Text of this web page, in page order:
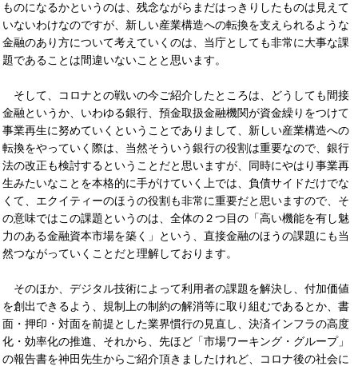
ものになるかというのは、残念ながらまだはっきりしたものは見えて
いないわけなのですが、新しい産業構造への転換を支えられるような
金融のあり方について考えていくのは、当庁としても非常に大事な課
題であることは間違いないことと思います。
そして、コロナとの戦いの今ご紹介したところは、どうしても間接
金融というか、いわゆる銀行、預金取扱金融機関が資金繰りをつけて
事業再生に努めていくということでありまして、新しい産業構造への
転換をやっていく際は、当然そういう銀行の役割は重要なので、銀行
法の改正も検討するということだと思いますが、同時にやはり事業再
生みたいなことを本格的に手がけていく上では、負債サイドだけでな
くて、エクイティーのほうの役割も非常に重要だと思いますので、そ
の意味ではこの課題というのは、全体の２つ目の「高い機能を有し魅
力のある金融資本市場を築く」という、直接金融のほうの課題にも当
然つながっていくことだと理解しております。
そのほか、デジタル技術によって利用者の課題を解決し、付加価値
を創出できるよう、規制上の制約の解消等に取り組むであるとか、書
面・押印・対面を前提とした業界慣行の見直し、決済インフラの高度
化・効率化の推進、それから、先ほど「市場ワーキング・グループ」
の報告書を神田先生からご紹介頂きましたけれど、コロナ後の社会に